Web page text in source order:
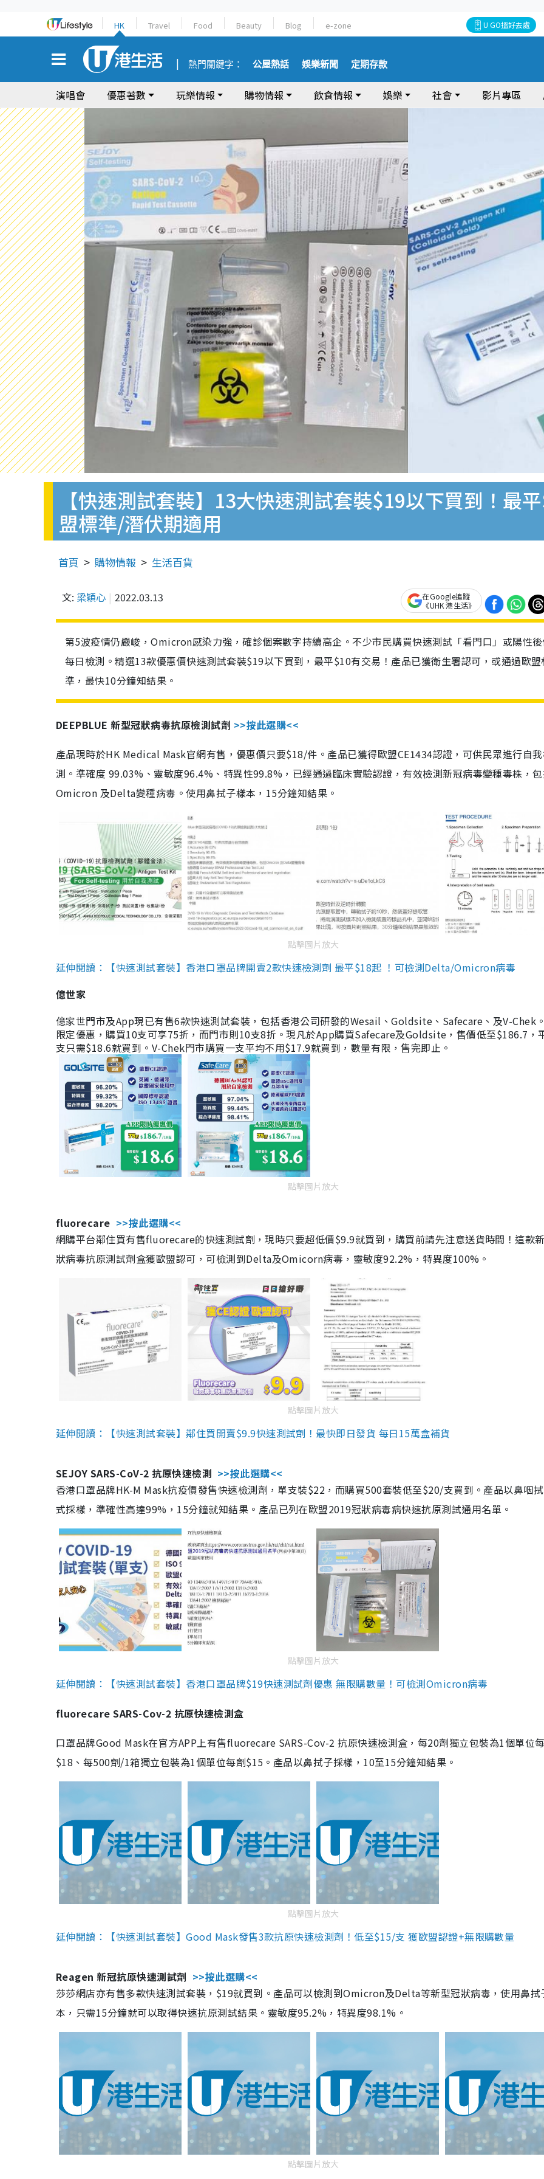
HK Travel Food Beauty Blog e-zone U GO搵好去處
熱門關鍵字： 公屋熱話 娛樂新聞 定期存款
演唱會 優惠著數 玩樂情報 購物情報 飲食情報 娛樂 社會 影片專區
【快速測試套裝】13大快速測試套裝$19以下買到！最
盟標準/潛伏期適用
首頁 購物情報 生活百貨
文: 梁穎心 2022.03.13
在Google追蹤
《UHK 港生活》
第5波疫情仍嚴峻，Omicron感染力強，確診個案數字持續高企。不少市民購買快速測試「看門口」或陽性
每日檢測。精選13款優惠價快速測試套裝$19以下買到，最平$10有交易！產品已獲衛生署認可，或通過歐盟
準，最快10分鐘知結果。
DEEPBLUE 新型冠狀病毒抗原檢測試劑 >>按此選購<<
產品現時於HK Medical Mask官網有售，優惠價只要$18/件。產品已獲得歐盟CE1434認證，可供民眾進行自
測。準確度 99.03%、靈敏度96.4%、特異性99.8%，已經通過臨床實驗認證，有效檢測新冠病毒變種毒株，
Omicron 及Delta變種病毒。使用鼻拭子樣本，15分鐘知結果。
點擊圖片放大
延伸閱讀：【快速測試套裝】香港口罩品牌開賣2款快速檢測劑 最平$18起 ！可檢測Delta/Omicron病毒
億世家
億家世門市及App現已有售6款快速測試套裝，包括香港公司研發的Wesail、Goldsite、Safecare、及V-Chek
限定優惠，購買10支可享75折，而門市則10支8折。現凡於App購買Safecare及Goldsite，售價低至$186.7，
支只需$18.6就買到。V-Chek門市購買一支平均不用$17.9就買到，數量有限，售完即止。
點擊圖片放大
fluorecare >>按此選購<<
網購平台鄰住買有售fluorecare的快速測試劑，現時只要超低價$9.9就買到，購買前請先注意送貨時間！這款
狀病毒抗原測試劑盒獲歐盟認可，可檢測到Delta及Omicorn病毒，靈敏度92.2%，特異度100%。
點擊圖片放大
延伸閱讀：【快速測試套裝】鄰住買開賣$9.9快速測試劑！最快即日發貨 每日15萬盒補貨
SEJOY SARS-CoV-2 抗原快速檢測 >>按此選購<<
香港口罩品牌HK-M Mask抗疫價發售快速檢測劑，單支裝$22，而購買500套裝低至$20/支買到。產品以鼻咽
式採樣，準確性高達99%，15分鐘就知結果。產品已列在歐盟2019冠狀病毒病快速抗原測試通用名單。
點擊圖片放大
延伸閱讀：【快速測試套裝】香港口罩品牌$19快速測試劑優惠 無限購數量！可檢測Omicron病毒
fluorecare SARS-Cov-2 抗原快速檢測盒
口罩品牌Good Mask在官方APP上有售fluorecare SARS-Cov-2 抗原快速檢測盒，每20劑獨立包裝為1個單位
$18、每500劑/1箱獨立包裝為1個單位每劑$15。產品以鼻拭子採樣，10至15分鐘知結果。
點擊圖片放大
延伸閱讀：【快速測試套裝】Good Mask發售3款抗原快速檢測劑！低至$15/支 獲歐盟認證+無限購數量
Reagen 新冠抗原快速測試劑 >>按此選購<<
莎莎網店亦有售多款快速測試套裝，$19就買到。產品可以檢測到Omicron及Delta等新型冠狀病毒，使用鼻拭
本，只需15分鐘就可以取得快速抗原測試結果。靈敏度95.2%，特異度98.1%。
點擊圖片放大